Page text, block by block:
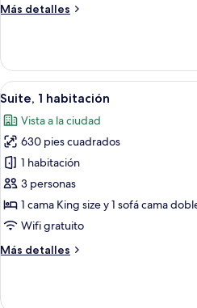
camas
Más detalles
Más
Deluxe,
camas
Abrir
todas
las
fotos
de
Suite,
1
habitación
6
Suite, 1 habitación
Vista a la ciudad
630 pies cuadrados
1 habitación
3 personas
1 cama King size y 1 sofá cama
Wifi gratuito
Más detalles
Más